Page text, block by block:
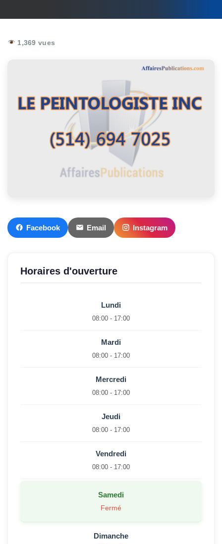
1,369 vues
Facebook Email Instagram
Horaires d'ouverture
Lundi
08:00 - 17:00
Mardi
08:00 - 17:00
Mercredi
08:00 - 17:00
Jeudi
08:00 - 17:00
Vendredi
08:00 - 17:00
Samedi
Fermé
Dimanche